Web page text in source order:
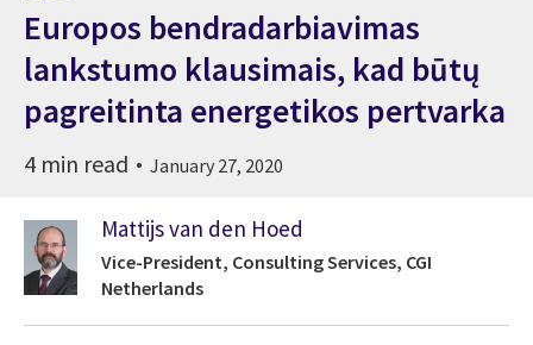
Europos bendradarbiavimas
lankstumo klausimais, kad būtų
pagreitinta energetikos pertvarka
4 min read January 27, 2020
Mattijs van den Hoed
Vice-President, Consulting Services, CGI
Netherlands